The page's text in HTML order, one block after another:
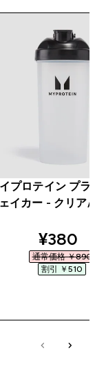
プロテイン プラス
イカー - クリア/ブ
¥380‎
通常価格 ￥890‎
割引 ￥510‎